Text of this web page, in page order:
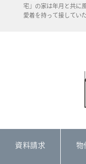
宅」の家は年月と共に
愛着を持って接してい
福岡県糟屋郡
資料請求 物